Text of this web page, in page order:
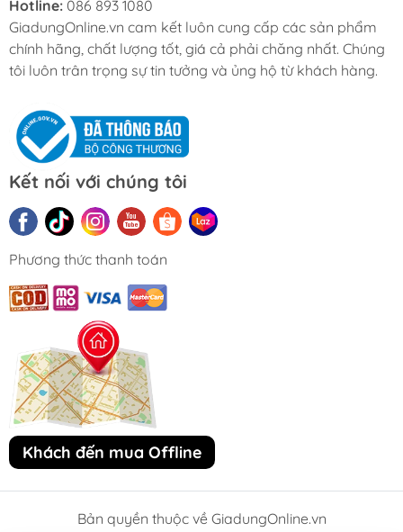
Hotline: 086 893 1080
GiadungOnline.vn cam kết luôn cung cấp các sản phẩm
chính hãng, chất lượng tốt, giá cả phải chăng nhất. Chúng
tôi luôn trân trọng sự tin tưởng và ủng hộ từ khách hàng.
Kết nối với chúng tôi
Phương thức thanh toán
Khách đến mua Offline
Bản quyền thuộc về GiadungOnline.vn